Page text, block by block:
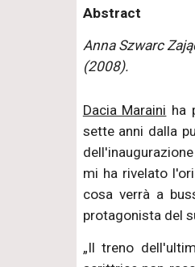
Abstract
Anna Szwarc
(2008).
Dacia Maraini ha
sette anni dalla
mi ha rivelato
cosa verrà a
protagonista del
„Il treno